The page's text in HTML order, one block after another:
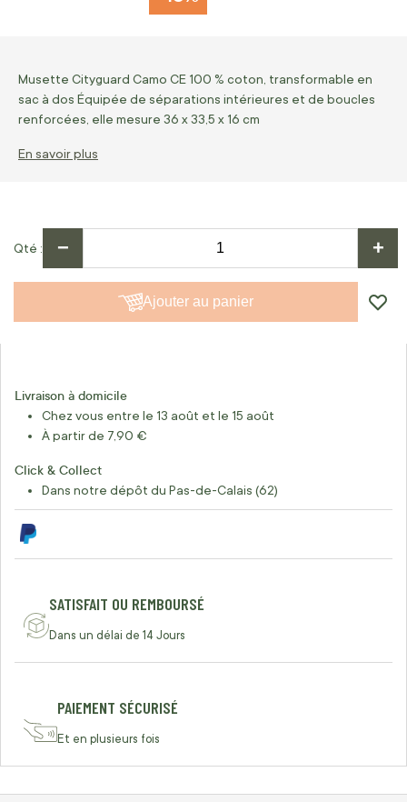
Musette Cityguard Camo CE 100 % coton, transformable en
sac à dos Équipée de séparations intérieures et de boucles
renforcées, elle mesure 36 x 33,5 x 16 cm
En savoir plus
Qté − +
Ajouter au panier
Livraison à domicile
Chez vous entre le 13 août et le 15 août
À partir de 7,90 €
Click & Collect
Dans notre dépôt du Pas-de-Calais (62)
SATISFAIT OU REMBOURSÉ
Dans un délai de 14 Jours
PAIEMENT SÉCURISÉ
Et en plusieurs fois